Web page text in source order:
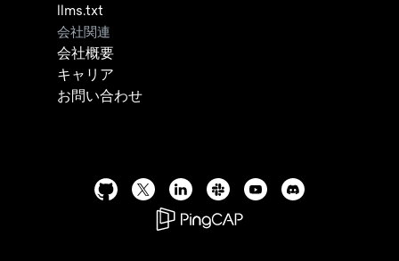
llms.txt
会社関連
会社概要
キャリア
お問い合わせ